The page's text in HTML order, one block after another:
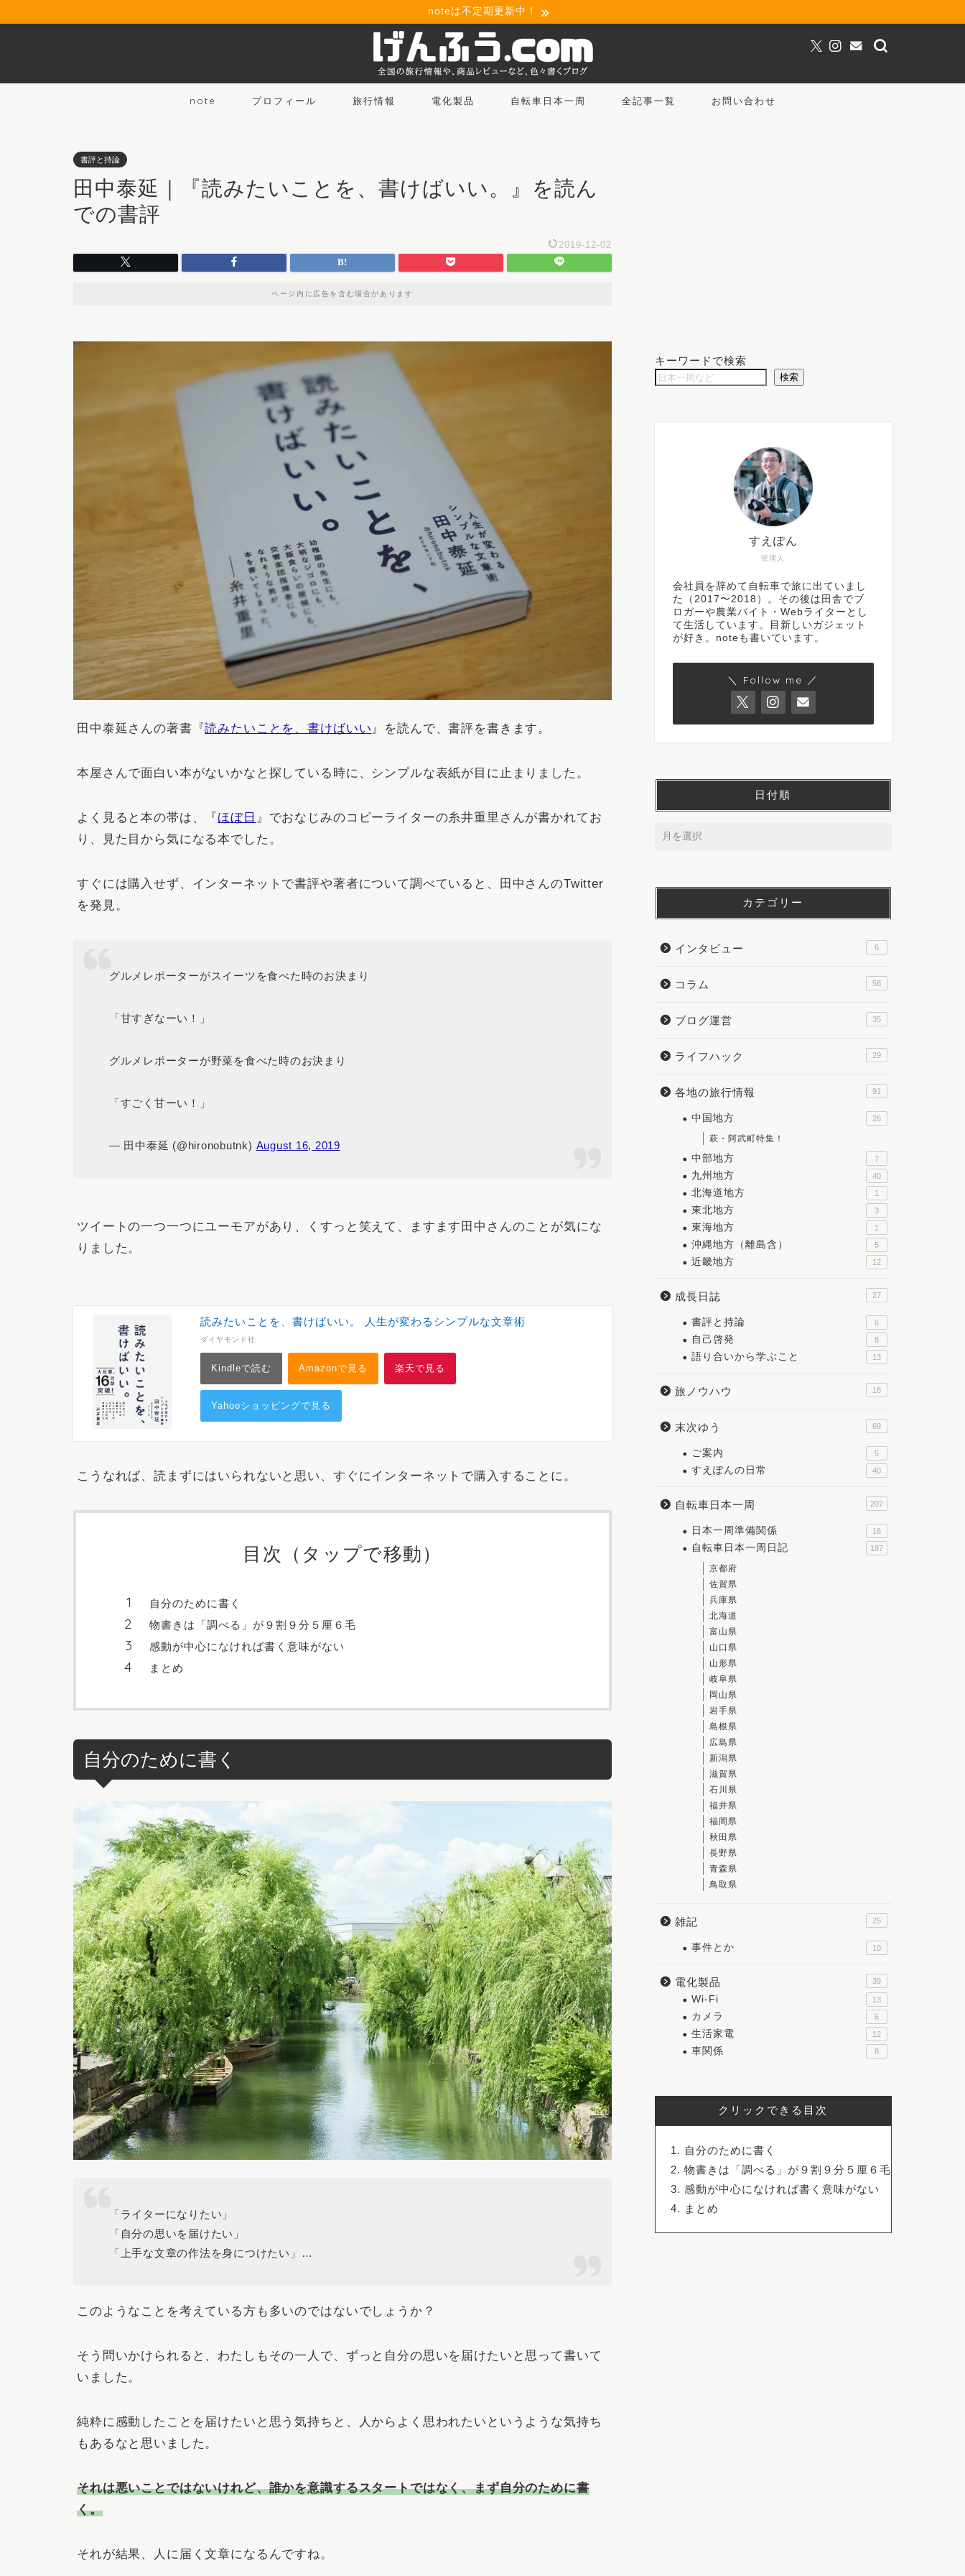
noteは不定期更新中！
note プロフィール 旅行情報 電化製品 自転車日本一周 全記事一覧 お問い合わせ
書評と持論
田中泰延｜『読みたいことを、書けばいい。』を読ん
での書評
2019-12-02
ページ内に広告を含む場合があります
田中泰延さんの著書『読みたいことを、書けばいい』を読んで、書評を書きます。
本屋さんで面白い本がないかなと探している時に、シンプルな表紙が目に止まりました。
よく見ると本の帯は、『 ほぼ日 』でおなじみのコピーライターの糸井重里さんが書かれてお
り、見た目から気になる本でした。
すぐには購入せず、インターネットで書評や著者について調べていると、田中さんのTwitter
を発見。
グルメレポーターがスイーツを食べた時のお決まり
「甘すぎなーい！」
グルメレポーターが野菜を食べた時のお決まり
「すごく甘ーい！」
— 田中泰延 (@hironobutnk) August 16, 2019
ツイートの一つ一つにユーモアがあり、くすっと笑えて、ますます田中さんのことが気にな
りました。
読みたいことを、書けばいい。 人生が変わるシンプルな文章術
ダイヤモンド社
Kindleで読む Amazonで見る 楽天で見る
Yahooショッピングで見る
こうなれば、読まずにはいられないと思い、すぐにインターネットで購入することに。
目次（タップで移動）
自分のために書く
物書きは「調べる」が９割９分５厘６毛
感動が中心になければ書く意味がない
まとめ
自分のために書く
「ライターになりたい」
「自分の思いを届けたい」
「上手な文章の作法を身につけたい」…
このようなことを考えている方も多いのではないでしょうか？
そう問いかけられると、わたしもその一人で、ずっと自分の思いを届けたいと思って書いて
いました。
純粋に感動したことを届けたいと思う気持ちと、人からよく思われたいというような気持ち
もあるなと思いました。
それは悪いことではないけれど、誰かを意識するスタートではなく、まず自分のために書
く。
それが結果、人に届く文章になるんですね。
キーワードで検索
検索
管理人
すえぽん
会社員を辞めて自転車で旅に出ていまし
た（2017〜2018）。その後は田舎でブ
ロガーや農業バイト・Webライターとし
て生活しています。目新しいガジェット
が好き。noteも書いています。
＼ Follow me ／
日付順
カテゴリー
インタビュー 6
コラム 58
ブログ運営 35
ライフハック 29
各地の旅行情報 91
中国地方 26
萩・阿武町特集！
中部地方 7
九州地方 40
北海道地方 1
東北地方 3
東海地方 1
沖縄地方（離島含） 5
近畿地方 12
成長日誌 27
書評と持論 6
自己啓発 8
語り合いから学ぶこと 13
旅ノウハウ 18
末次ゆう 69
ご案内 5
すえぽんの日常 40
自転車日本一周 207
日本一周準備関係 16
自転車日本一周日記 187
京都府
佐賀県
兵庫県
北海道
富山県
山口県
山形県
岐阜県
岡山県
岩手県
島根県
広島県
新潟県
滋賀県
石川県
福井県
福岡県
秋田県
長野県
青森県
鳥取県
雑記 25
事件とか 10
電化製品 39
Wi-Fi 13
カメラ 6
生活家電 12
車関係 8
クリックできる目次
自分のために書く
物書きは「調べる」が９割９分５厘６毛
感動が中心になければ書く意味がない
まとめ